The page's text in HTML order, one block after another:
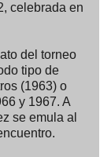
celebrada en
del torneo
tipo de
(1963) o
y 1967. A
se emula al